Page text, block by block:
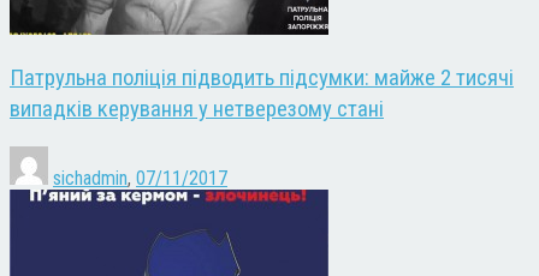
Патрульна поліція підводить підсумки: майже 2 тисячі
випадків керування у нетверезому стані
sichadmin, 07/11/2017